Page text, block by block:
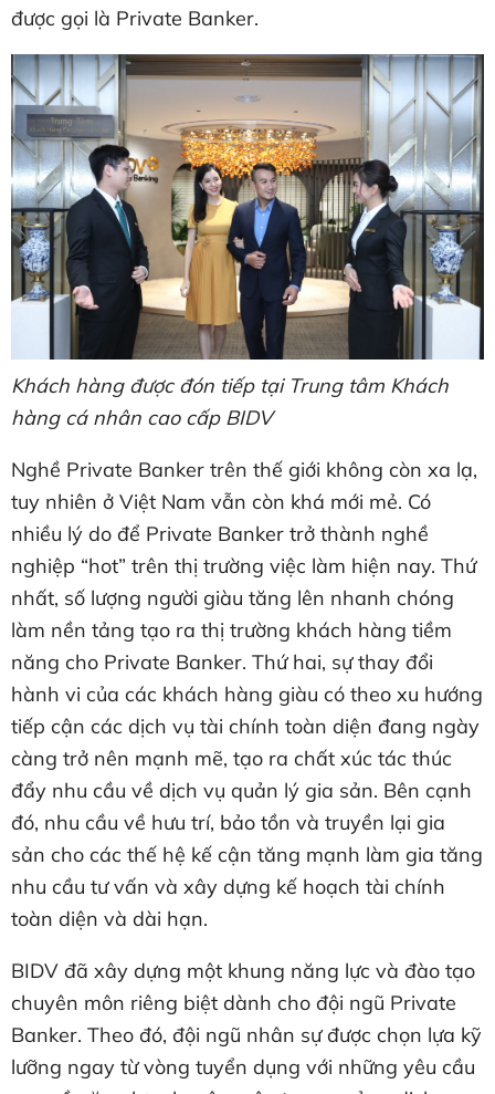
được gọi là Private Banker.
Khách hàng được đón tiếp tại Trung tâm Khách
hàng cá nhân cao cấp BIDV
Nghề Private Banker trên thế giới không còn xa lạ,
tuy nhiên ở Việt Nam vẫn còn khá mới mẻ. Có
nhiều lý do để Private Banker trở thành nghề
nghiệp “hot” trên thị trường việc làm hiện nay. Thứ
nhất, số lượng người giàu tăng lên nhanh chóng
làm nền tảng tạo ra thị trường khách hàng tiềm
năng cho Private Banker. Thứ hai, sự thay đổi
hành vi của các khách hàng giàu có theo xu hướng
tiếp cận các dịch vụ tài chính toàn diện đang ngày
càng trở nên mạnh mẽ, tạo ra chất xúc tác thúc
đẩy nhu cầu về dịch vụ quản lý gia sản. Bên cạnh
đó, nhu cầu về hưu trí, bảo tồn và truyền lại gia
sản cho các thế hệ kế cận tăng mạnh làm gia tăng
nhu cầu tư vấn và xây dựng kế hoạch tài chính
toàn diện và dài hạn.
BIDV đã xây dựng một khung năng lực và đào tạo
chuyên môn riêng biệt dành cho đội ngũ Private
Banker. Theo đó, đội ngũ nhân sự được chọn lựa kỹ
lưỡng ngay từ vòng tuyển dụng với những yêu cầu